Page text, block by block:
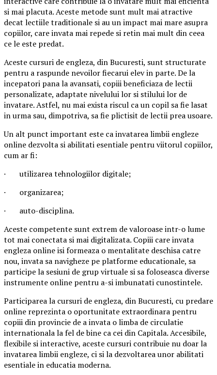
si mai placuta. Aceste metode sunt mult mai atractive
decat lectiile traditionale si au un impact mai mare asupra
copiilor, care invata mai repede si retin mai mult din ceea
ce le este predat.
Aceste cursuri de engleza, din Bucuresti, sunt structurate
pentru a raspunde nevoilor fiecarui elev in parte. De la
incepatori pana la avansati, copiii beneficiaza de lectii
personalizate, adaptate nivelului lor si stilului lor de
invatare. Astfel, nu mai exista riscul ca un copil sa fie lasat
in urma sau, dimpotriva, sa fie plictisit de lectii prea usoare.
Un alt punct important este ca invatarea limbii engleze
online dezvolta si abilitati esentiale pentru viitorul copiilor,
cum ar fi:
· utilizarea tehnologiilor digitale;
· organizarea;
· auto-disciplina.
Aceste competente sunt extrem de valoroase intr-o lume
tot mai conectata si mai digitalizata. Copiii care invata
engleza online isi formeaza o mentalitate deschisa catre
nou, invata sa navigheze pe platforme educationale, sa
participe la sesiuni de grup virtuale si sa foloseasca diverse
instrumente online pentru a-si imbunatati cunostintele.
Participarea la cursuri de engleza, din Bucuresti, cu predare
online reprezinta o oportunitate extraordinara pentru
copiii din provincie de a invata o limba de circulatie
internationala la fel de bine ca cei din Capitala. Accesibile,
flexibile si interactive, aceste cursuri contribuie nu doar la
invatarea limbii engleze, ci si la dezvoltarea unor abilitati
esentiale in educatia moderna.